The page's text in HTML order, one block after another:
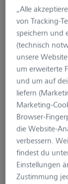
ZEISS
49,99 €*
Preise inkl.
Sofort
„Alle
von Tracking-
speichern und
(technisch
unsere
um erweiterte
und um auf
liefern
Marketing-
Browser-
die Website-
verbessern.
findest du
Einstellungen
Zustimmung